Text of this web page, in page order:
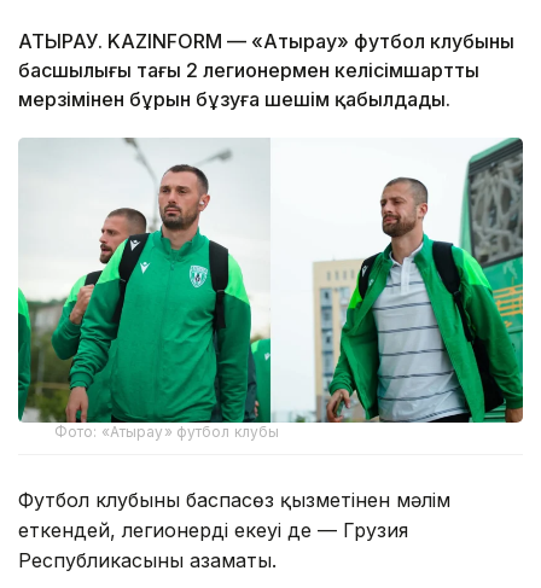
АТЫРАУ. KAZINFORM — «Атырау» футбол клубының
басшылығы тағы 2 легионермен келісімшартты
мерзімінен бұрын бұзуға шешім қабылдады.
Фото: «Атырау» футбол клубы
Футбол клубының баспасөз қызметінен мәлім
еткендей, легионердің екеуі де — Грузия
Республикасының азаматы.